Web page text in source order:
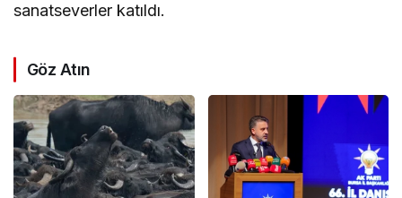
sanatseverler katıldı.
Göz Atın